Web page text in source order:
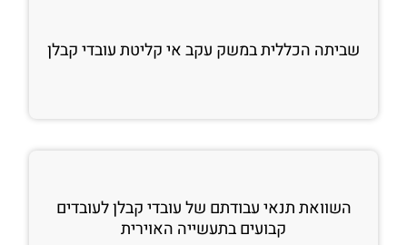
שביתה הכללית במשק עקב אי קליטת עובדי קבלן
השוואת תנאי עבודתם של עובדי קבלן לעובדים
קבועים בתעשייה האוירית